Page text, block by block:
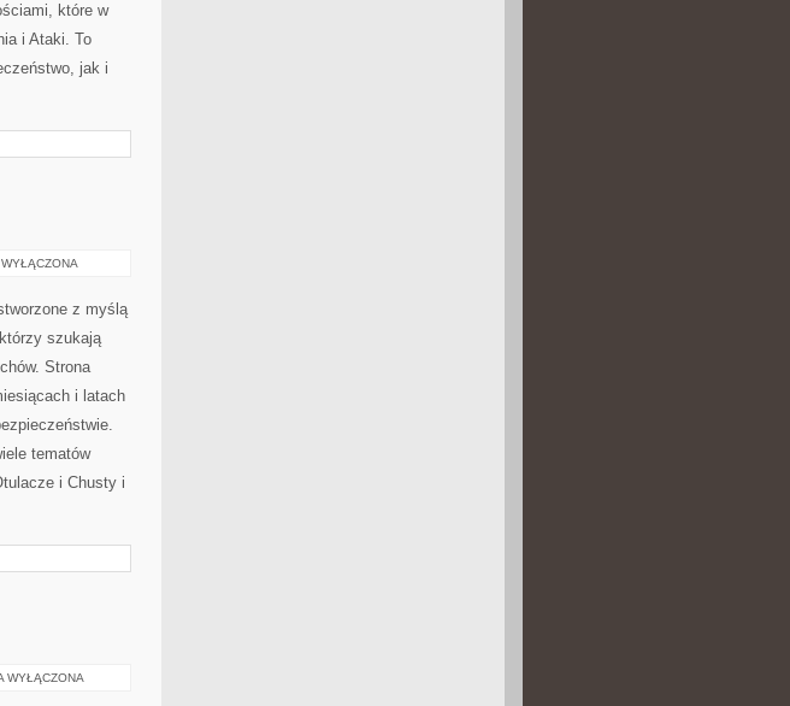
które w
i Ataki. To
jak i
z myślą
szukają
Strona
i latach
tematów
i Chusty i
WYŁĄCZONA